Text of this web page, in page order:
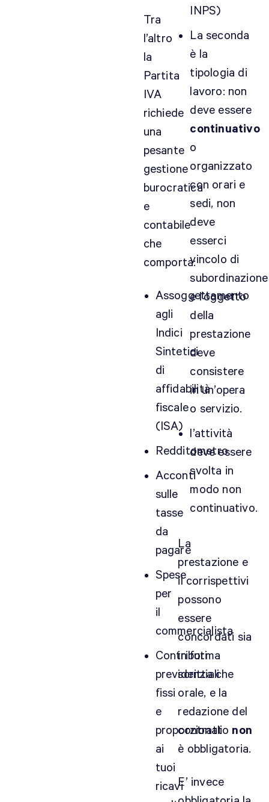
Tra
l’altro
la
Partita
IVA
richiede
una
pesante
gestione
burocratica
e
contabile
che
comporta:
Assoggettamento
agli
Indici
Sintetici
di
affidabilità
fiscale
(ISA)
Redditometro
Acconti
sulle
tasse
da
pagare
Spese
per
il
commercialista
Contributi
previdenziali
fissi
e
proporzionali
ai
tuoi
ricavi
INPS)
La seconda
è la
tipologia di
lavoro: non
deve essere
continuativo
o
organizzato
con orari e
sedi, non
deve
esserci
vincolo di
subordinazione
e l’oggetto
della
prestazione
deve
consistere
in un’opera
o servizio.
l’attività
deve essere
svolta in
modo non
continuativo.
La
prestazione e
il corrispettivi
possono
essere
concordati sia
in forma
scritta che
orale, e la
redazione del
contratto non
è obbligatoria.
E’ invece